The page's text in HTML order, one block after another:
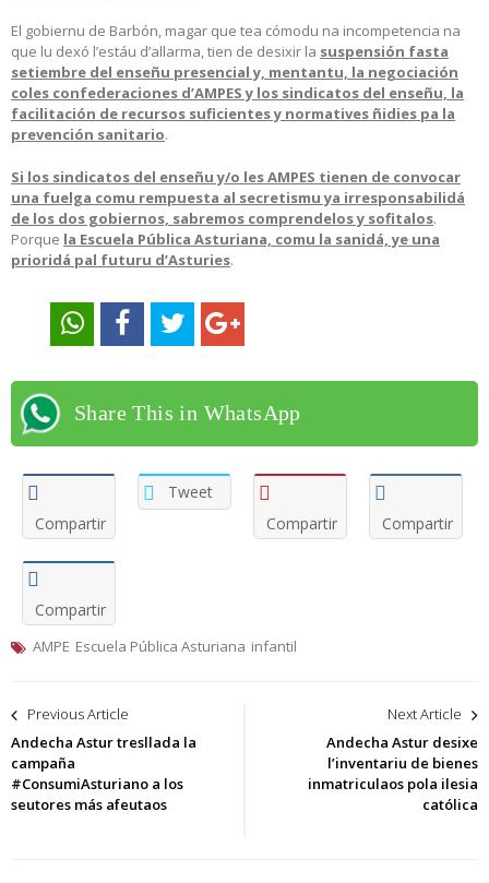
El gobiernu de Barbón, magar que tea cómodu na incompetencia na
que lu dexó l’estáu d’allarma, tien de desixir la suspensión fasta
setiembre del enseñu presencial y, mentantu, la negociación
coles confederaciones d’AMPES y los sindicatos del enseñu, la
facilitación de recursos suficientes y normatives ñidies pa la
prevención sanitario.
Si los sindicatos del enseñu y/o les AMPES tienen de convocar
una fuelga comu rempuesta al secretismu ya irresponsabilidá
de los dos gobiernos, sabremos comprendelos y sofitalos.
Porque la Escuela Pública Asturiana, comu la sanidá, ye una
prioridá pal futuru d’Asturies.
Share This in WhatsApp
Compartir
Tweet
Compartir
Compartir
Compartir
AMPE Escuela Pública Asturiana infantil
Navegación
de
entradas
Previous Article
Andecha Astur tresllada la
campaña
#ConsumiAsturiano a los
seutores más afeutaos
Next Article
Andecha Astur desixe
l’inventariu de bienes
inmatriculaos pola ilesia
católica